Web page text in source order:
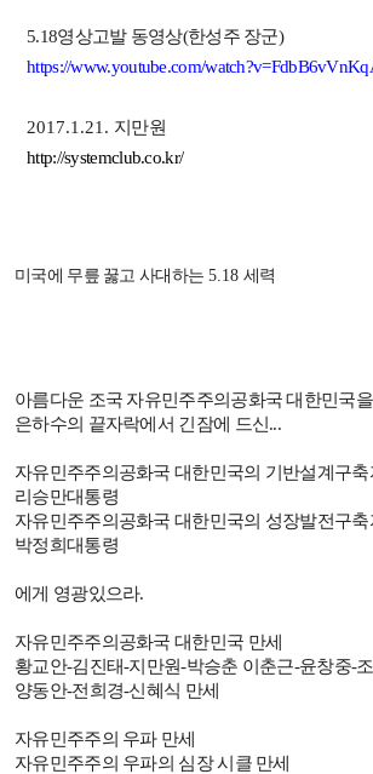
5.18영상고발 동영상(한성주 장군)
https://www.youtube.com/
2017.1.21. 지만원
http://systemclub.co.kr/
미국에 무릎 꿇고 사대하는 5.18 세력
아름다운 조국 자유민주주의공화국 대한민국
은하수의 끝자락에서 긴잠에 드신 ...
자유민주주의공화국 대한민국의 기반설계구
리승만대통령
자유민주주의공화국 대한민국의 성장발전구
박정희대통령
에게 영광있으라.
자유민주주의공화국 대한민국 만세
황교안-김진태-지만원-박승춘 이춘근-윤창중-
양동안-전희경-신혜식 만세
자유민주주의 우파 만세
자유민주주의 우파의 심장 시클 만세